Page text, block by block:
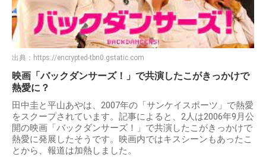
出典： https://encrypted-tbn0.gstatic.com
映画「バックダンサーズ！」で共演したこがきっかけで
熱愛に？
田中圭と平山あやは、2007年の「サンケイスポーツ」で熱愛
をスクープされています。記事によると、2人は2006年9月公
開の映画「バックダンサーズ！」で共演したこがきっかけで
熱愛に発展したそうです。映画内ではキスシーンもあったこ
とから、報道は加熱しました。